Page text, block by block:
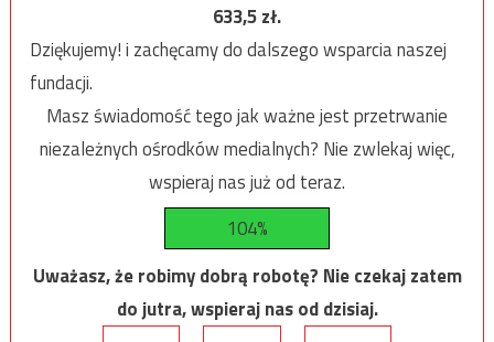
633,5zł.
Dziękujemy! i zachęcamy do dalszego wsparcia naszej
fundacji.
Masz świadomość tego jak ważne jest przetrwanie
niezależnych ośrodków medialnych? Nie zwlekaj więc,
wspieraj nas już od teraz.
104%
Uważasz, że robimy dobrą robotę? Nie czekaj zatem
do jutra, wspieraj nas od dzisiaj.